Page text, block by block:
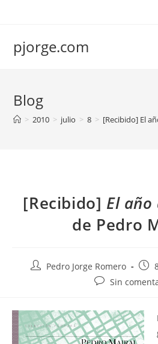
pjorge.com
Blog
> 2010 > julio > 8 > [Recibido] El
[Recibido] El
de Pedro
AutorPedro Jorge Romero
de
Comentarios
entrada:
Sin